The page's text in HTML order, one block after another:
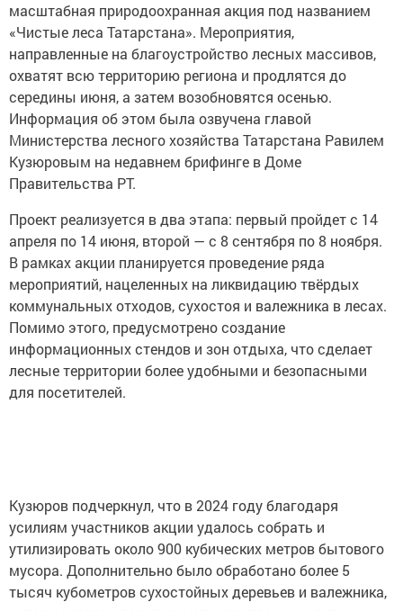
масштабная природоохранная акция под названием
«Чистые леса Татарстана». Мероприятия,
направленные на благоустройство лесных массивов,
охватят всю территорию региона и продлятся до
середины июня, а затем возобновятся осенью.
Информация об этом была озвучена главой
Министерства лесного хозяйства Татарстана Равилем
Кузюровым на недавнем брифинге в Доме
Правительства РТ.
Проект реализуется в два этапа: первый пройдет с 14
апреля по 14 июня, второй — с 8 сентября по 8 ноября.
В рамках акции планируется проведение ряда
мероприятий, нацеленных на ликвидацию твёрдых
коммунальных отходов, сухостоя и валежника в лесах.
Помимо этого, предусмотрено создание
информационных стендов и зон отдыха, что сделает
лесные территории более удобными и безопасными
для посетителей.
Кузюров подчеркнул, что в 2024 году благодаря
усилиям участников акции удалось собрать и
утилизировать около 900 кубических метров бытового
мусора. Дополнительно было обработано более 5
тысяч кубометров сухостойных деревьев и валежника,